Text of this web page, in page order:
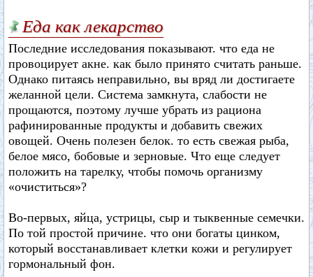
Еда как лекарство
Последние исследования показывают. что еда не
провоцирует акне. как было принято считать раньше.
Однако питаясь неправильно, вы вряд ли достигаете
желанной цели. Система замкнута, слабости не
прощаются, поэтому лучше убрать из рациона
рафинированные продукты и добавить свежих
овощей. Очень полезен белок. то есть свежая рыба,
белое мясо, бобовые и зерновые. Что еще следует
положить на тарелку, чтобы помочь организму
«очиститься»?
Во-первых, яйца, устрицы, сыр и тыквенные семечки.
По той простой причине. что они богаты цинком,
который восстанавливает клетки кожи и регулирует
гормональный фон.